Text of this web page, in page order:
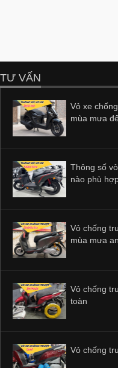
TƯ VẤN
Vỏ xe
mùa mưa
Thông số
nào phù
Vỏ chống
mùa mưa
Vỏ chống
toàn
Vỏ chống